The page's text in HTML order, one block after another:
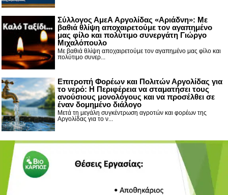
Σύλλογος ΑμεΑ Αργολίδας «Αριάδνη»: Με
βαθιά θλίψη αποχαιρετούμε τον αγαπημένο
μας φίλο και πολύτιμο συνεργάτη Γιώργο
Μιχαλόπουλο
Με βαθιά θλίψη αποχαιρετούμε τον αγαπημένο μας φίλο και
πολύτιμο συνερ...
Επιτροπή Φορέων και Πολιτών Αργολίδας για
το νερό: Η Περιφέρεια να σταματήσει τους
ανούσιους μονολόγους και να προσέλθει σε
έναν δομημένο διάλογο
Μετά τη μεγάλη συγκέντρωση αγροτών και φορέων της
Αργολίδας για το ν...